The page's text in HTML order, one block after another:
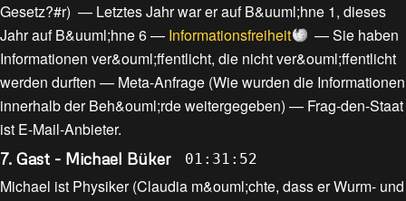
Gesetz?#r) — Letztes Jahr war er auf B&uuml;hne 1, dieses
Jahr auf B&uuml;hne 6— Informationsfreiheit —Sie haben
Informationen ver&ouml;ffentlicht, die nicht ver&ouml;ffentlicht
werden durften — Meta-Anfrage (Wie wurden die Informationen
innerhalb der Beh&ouml;rde weitergegeben) — Frag-den-Staat
ist E-Mail-Anbieter.
7. Gast - Michael Büker 01:31:52
Michael ist Physiker(Claudia m&ouml;chte, dass er Wurm- und